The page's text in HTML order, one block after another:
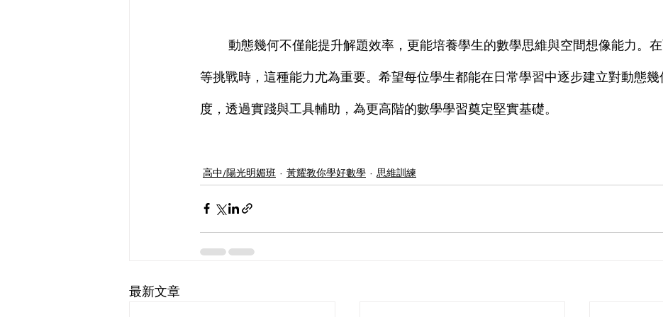
等挑戰時，這種能力尤為重要。希望每位學生都能在日常學習中逐步建立對動態幾
度，透過實踐與工具輔助，為更高階的數學學習奠定堅實基礎。
高中/陽光明媚班 黃耀教你學好數學 思維訓練
最新文章